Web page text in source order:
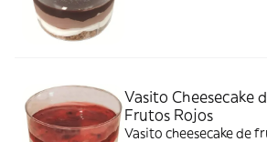
Vasito Cheesecake
Frutos Rojos
Vasito cheesecake de